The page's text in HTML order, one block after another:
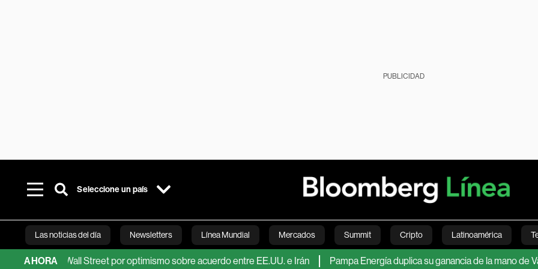
PUBLICIDAD
Seleccione un país
Las noticias del día Newsletters Línea Mundial Mercados Summit Cripto Latinoamérica
Bloomberg Green Economía Estilo de vida Mundo Videos
AHORA
de Wall Street por optimismo sobre acuerdo entre EE.UU. e Irán Pampa Energía duplica su ganancia de la mano de Vaca